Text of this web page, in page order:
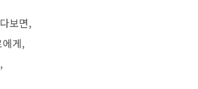
보면,
에게,